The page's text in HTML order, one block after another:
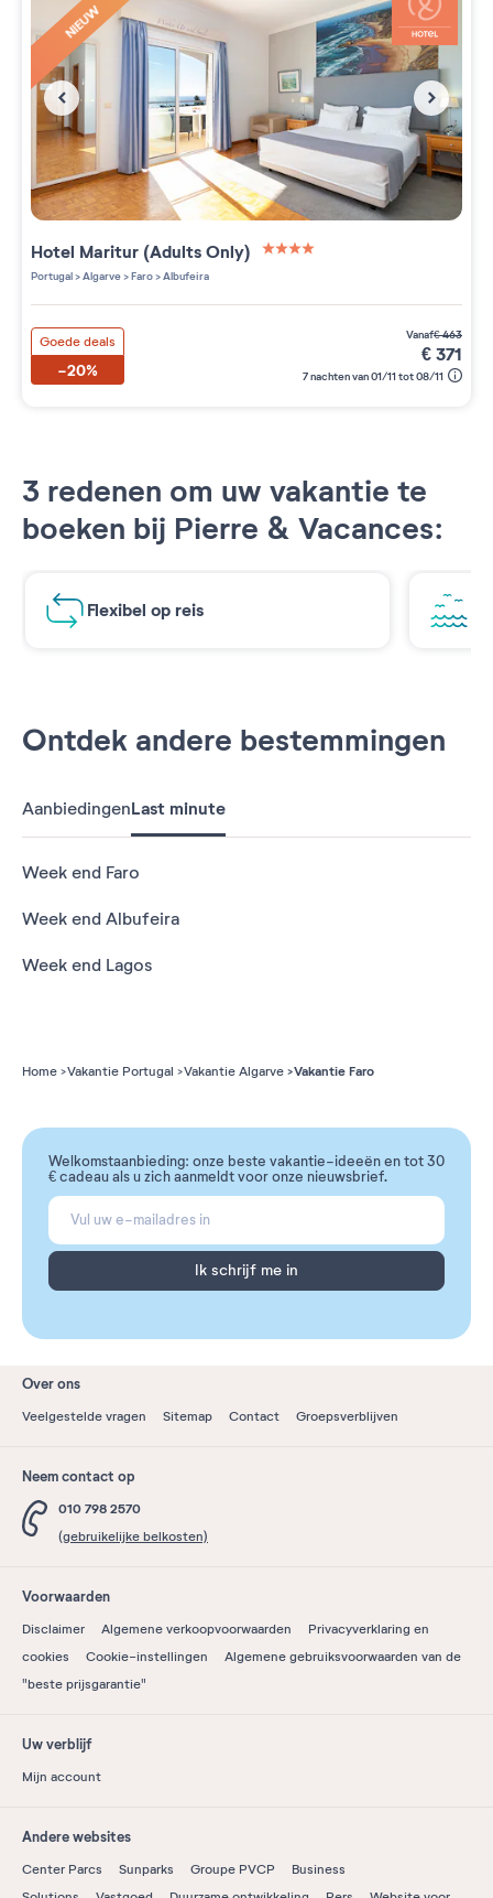
NIEUW
Hotel Maritur (Adults Only)
Portugal>Algarve>Faro>Albufeira
Goede deals
-20%
vanaf€463
€371
7 nachten van 01/11 tot 08/11
3 redenen om uw vakantie te
boeken bij Pierre & Vacances:
Flexibel op reis
Ontdek andere bestemmingen
AanbiedingenLast minute
Week end Faro
Week end Albufeira
Week end Lagos
Home Vakantie Portugal Vakantie Algarve Vakantie Faro
Welkomstaanbieding: onze beste vakantie-ideeën en tot 30
€ cadeau als u zich aanmeldt voor onze nieuwsbrief.
Ik schrijf me in
Over ons
Veelgestelde vragen Sitemap Contact Groepsverblijven
Neem contact op
010 798 2570
(gebruikelijke belkosten)
Voorwaarden
Disclaimer Algemene verkoopvoorwaarden
Privacyverklaring en
cookies
Cookie-instellingen
Algemene gebruiksvoorwaarden van de
"beste prijsgarantie"
Uw verblijf
Mijn account
Andere websites
Center Parcs Sunparks Groupe PVCP
Business